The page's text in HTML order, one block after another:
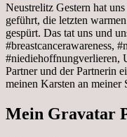
Neustrelitz Gestern hat
geführt, die letzten
gespürt. Das tat uns und
#breastcancerawareness,
#niediehoffnungverlieren,
Partner und der Partnerin
meinen Karsten an
Mein Gravatar